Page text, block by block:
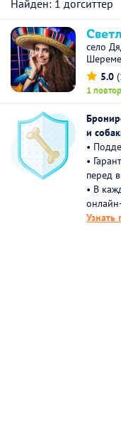
Найден: 1 догситтер
село
5.0
1
и
•
•
перед
• В
Узнать